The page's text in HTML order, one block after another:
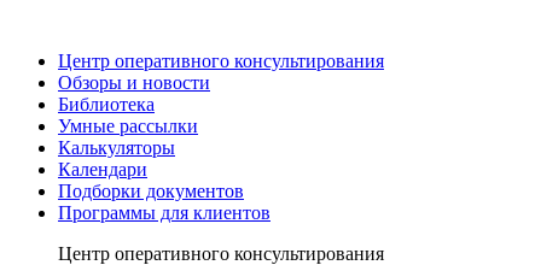
Центр оперативного консультирования
Обзоры и новости
Библиотека
Умные рассылки
Калькуляторы
Календари
Подборки документов
Программы для клиентов
Центр оперативного консультирования